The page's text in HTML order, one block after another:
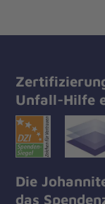
Unfall-Hilfe
Die
das